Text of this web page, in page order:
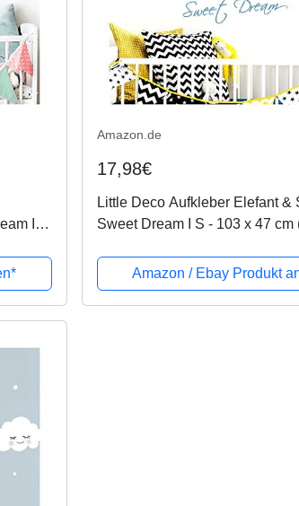
I
Amazon.de
17,98€
Little Deco Aufkleber Elefant &
Sweet Dream I S - 103 x 47 cm
Kinderzimmer Tiere Deko
Junge...
Amazon / Ebay Produkt